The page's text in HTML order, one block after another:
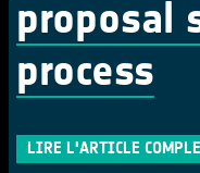
proposal
process
LIRE L'ARTICLE